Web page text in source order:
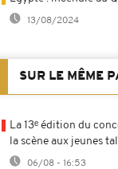
13/08/2024
SUR LE MÊME
La 13ᵉ édition du
la scène aux jeunes
06/08 - 16:53